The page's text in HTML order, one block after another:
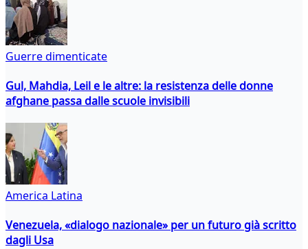
Guerre dimenticate
Gul, Mahdia, Leil e le altre: la resistenza delle donne
afghane passa dalle scuole invisibili
America Latina
Venezuela, «dialogo nazionale» per un futuro già scritto
dagli Usa